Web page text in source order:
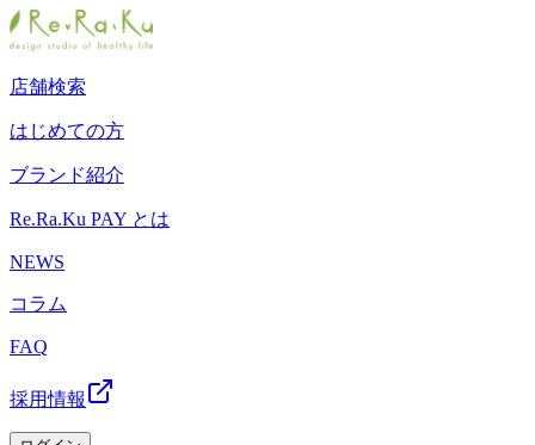
店舗検索
はじめての方
ブランド紹介
Re.Ra.Ku PAY とは
NEWS
コラム
FAQ
採用情報